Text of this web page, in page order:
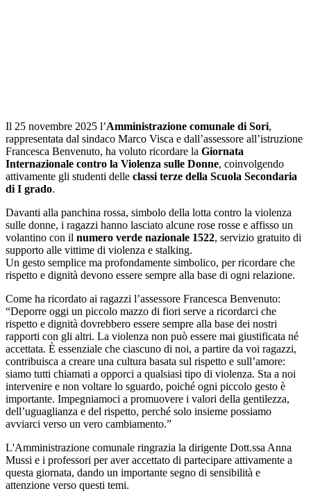
Il 25 novembre 2025 l’Amministrazione comunale di Sori,
rappresentata dal sindaco Marco Visca e dall’assessore all’istruzione
Francesca Benvenuto, ha voluto ricordare la Giornata
Internazionale contro la Violenza sulle Donne, coinvolgendo
attivamente gli studenti delle classi terze della Scuola Secondaria
di I grado.
Davanti alla panchina rossa, simbolo della lotta contro la violenza
sulle donne, i ragazzi hanno lasciato alcune rose rosse e affisso un
volantino con il numero verde nazionale 1522, servizio gratuito di
supporto alle vittime di violenza e stalking.
Un gesto semplice ma profondamente simbolico, per ricordare che
rispetto e dignità devono essere sempre alla base di ogni relazione.
Come ha ricordato ai ragazzi l’assessore Francesca Benvenuto:
“Deporre oggi un piccolo mazzo di fiori serve a ricordarci che
rispetto e dignità dovrebbero essere sempre alla base dei nostri
rapporti con gli altri. La violenza non può essere mai giustificata né
accettata. È essenziale che ciascuno di noi, a partire da voi ragazzi,
contribuisca a creare una cultura basata sul rispetto e sull’amore:
siamo tutti chiamati a opporci a qualsiasi tipo di violenza. Sta a noi
intervenire e non voltare lo sguardo, poiché ogni piccolo gesto è
importante. Impegniamoci a promuovere i valori della gentilezza,
dell’uguaglianza e del rispetto, perché solo insieme possiamo
avviarci verso un vero cambiamento.”
L'Amministrazione comunale ringrazia la dirigente Dott.ssa Anna
Mussi e i professori per aver accettato di partecipare attivamente a
questa giornata, dando un importante segno di sensibilità e
attenzione verso questi temi.